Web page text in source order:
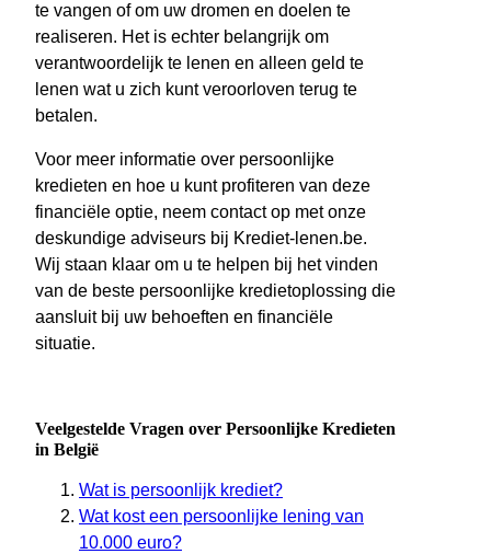
te vangen of om uw dromen en doelen te
realiseren. Het is echter belangrijk om
verantwoordelijk te lenen en alleen geld te
lenen wat u zich kunt veroorloven terug te
betalen.
Voor meer informatie over persoonlijke
kredieten en hoe u kunt profiteren van deze
financiële optie, neem contact op met onze
deskundige adviseurs bij Krediet-lenen.be.
Wij staan klaar om u te helpen bij het vinden
van de beste persoonlijke kredietoplossing die
aansluit bij uw behoeften en financiële
situatie.
Veelgestelde Vragen over Persoonlijke Kredieten
in België
Wat is persoonlijk krediet?
Wat kost een persoonlijke lening van
10.000 euro?